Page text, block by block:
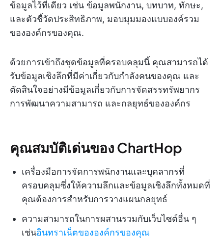
ข้อมูลไว้ที่เดียว เช่น ข้อมูลพนักงาน, บทบาท, ทักษะ,
และตัวชี้วัดประสิทธิภาพ, มอบมุมมองแบบองค์รวม
ขององค์กรของคุณ.
ด้วยการเข้าถึงชุดข้อมูลที่ครอบคลุมนี้ คุณสามารถได้
รับข้อมูลเชิงลึกที่มีค่าเกี่ยวกับกำลังคนของคุณ และ
ตัดสินใจอย่างมีข้อมูลเกี่ยวกับการจัดสรรทรัพยากร
การพัฒนาความสามารถ และกลยุทธ์ขององค์กร
คุณสมบัติเด่นของ ChartHop
เครื่องมือการจัดการพนักงานและบุคลากรที่
ครอบคลุมซึ่งให้ความลึกและข้อมูลเชิงลึกทั้งหมดที่
คุณต้องการสำหรับการวางแผนกลยุทธ์
ความสามารถในการผสานรวมกับเว็บไซต์อื่น ๆ
เช่นอินทราเน็ตขององค์กรของคุณ